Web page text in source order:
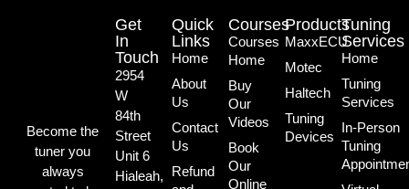
Become the
tuner you
always
Tuning
Services
Home
Tuning
Services
In-Person
Tuning
Products
MaxxECU
Motec
Haltech
Tuning
Devices
Courses
Courses
Home
Buy
Our
Videos
Book
Our
Online
Quick
Links
Home
About
Us
Contact
Us
Refund
Get
In
Touch
2954
W
84th
Street
Unit 6
Hialeah,